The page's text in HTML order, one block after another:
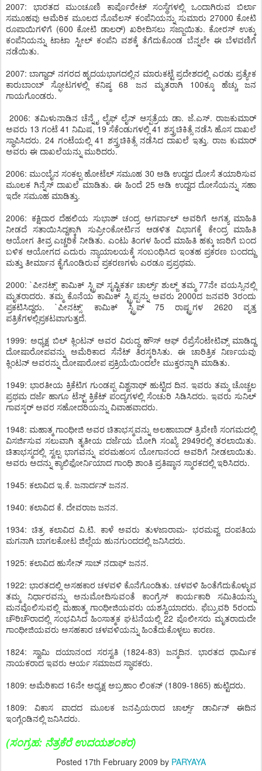
2007: ಭಾರತದ ಮುಂಚೂಣಿ ಕಾರ್ಪೊರೇಟ್ ಸಂಸ್ಥೆಗಳಲ್ಲಿ ಒಂದಾಗಿರುವ ಬಿರ್ಲಾ
ಸಮೂಹವು ಅಮೆರಿಕ ಮೂಲದ ನೊವೆಲಸ್ ಕಂಪೆನಿಯನ್ನು ಸುಮಾರು 27000 ಕೋಟಿ
ರೂಪಾಯಿಗಳಿಗೆ (600 ಕೋಟಿ ಡಾಲರ್) ಖರೀದಿಸಲು ಸಜ್ಜಾಯಿತು. ಕೋರಸ್ ಉಕ್ಕು
ಕಂಪೆನಿಯನ್ನು ಟಾಟಾ ಸ್ಟೀಲ್ ಕಂಪೆನಿ ವಶಕ್ಕೆ ತೆಗೆದುಕೊಂಡ ಬೆನ್ನಲೇ ಈ ಬೆಳವಣಿಗೆ
ನಡೆಯಿತು.
2007: ಬಾಗ್ದಾದ್ ನಗರದ ಹೃದಯಭಾಗದಲ್ಲಿನ ಮಾರುಕಟ್ಟೆ ಪ್ರದೇಶದಲ್ಲಿ ಎರಡು ಪ್ರತ್ಯೇಕ
ಕಾರುಬಾಂಬ್ ಸ್ಫೋಟಗಳಲ್ಲಿ ಕನಿಷ್ಠ 68 ಜನ ಮೃತರಾಗಿ 100ಕ್ಕೂ ಹೆಚ್ಚು ಜನ
ಗಾಯಗೊಂಡರು.
2006: ತಮಿಳುನಾಡಿನ ಚೆನ್ನೈ ಲೈಫ್ ಲೈನ್ ಆಸ್ಪತ್ರೆಯ ಡಾ. ಜೆ.ಎಸ್. ರಾಜಕುಮಾರ್
ಅವರು 13 ಗಂಟೆ 41 ನಿಮಿಷ, 19 ಸೆಕೆಂಡುಗಳಲ್ಲಿ 41 ಶಸ್ತ್ರಚಿಕಿತ್ಸೆ ನಡೆಸಿ ಹೊಸ ದಾಖಲೆ
ಸ್ಥಾಪಿಸಿದರು. 24 ಗಂಟೆಯಲ್ಲಿ 41 ಶಸ್ತ್ರಚಿಕಿತ್ಸೆ ನಡೆಸಿದ ದಾಖಲೆ ಇತ್ತು. ರಾಜ ಕುಮಾರ್
ಅವರು ಈ ದಾಖಲೆಯನ್ನು ಮುರಿದರು.
2006: ಮುಂಬೈನ ಸಂಕಲ್ಪ ಹೋಟೆಲ್ ಸಮೂಹ 30 ಅಡಿ ಉದ್ದದ ದೋಸೆ ತಯಾರಿಸುವ
ಮೂಲಕ ಗಿನ್ನೆಸ್ ದಾಖಲೆ ಮಾಡಿತು. ಈ ಹಿಂದೆ 25 ಅಡಿ ಉದ್ದದ ದೋಸೆಯನ್ನು ಸಹಾ
ಇದೇ ಸಮೂಹ ಮಾಡಿತ್ತು.
2006: ಕಕ್ಷಿದಾರ ದೆಹಲಿಯ ಸುಭಾಶ್ ಚಂದ್ರ ಅಗರ್ವಾಲ್ ಅವರಿಗೆ ಅಗತ್ಯ ಮಾಹಿತಿ
ನೀಡದೆ ಸತಾಯಿಸಿದ್ದಕ್ಕಾಗಿ ಸುಪ್ರೀಂಕೋರ್ಟಿನ ಆಡಳಿತ ವಿಭಾಗಕ್ಕೆ ಕೇಂದ್ರ ಮಾಹಿತಿ
ಆಯೋಗ ತೀವ್ರ ಎಚ್ಚರಿಕೆ ನೀಡಿತು. ಎಂಟು ತಿಂಗಳ ಹಿಂದೆ ಮಾಹಿತಿ ಹಕ್ಕು ಜಾರಿಗೆ ಬಂದ
ಬಳಿಕ ಆಯೋಗದ ಎದುರು ನ್ಯಾಯಾಲಯಕ್ಕೆ ಸಂಬಂಧಿಸಿದ ಇಂತಹ ಪ್ರಕರಣ ಬಂದದ್ದು
ಮತ್ತು ತೀರ್ಮಾನ ಕೈಗೊಂಡಿರುವ ಪ್ರಕರಣಗಳು ಎರಡೂ ಪ್ರಪ್ರಥಮ.
2000: `ಪೀನಟ್ಸ್' ಕಾಮಿಕ್ ಸ್ಟ್ರಿಪ್ ಸೃಷ್ಟಿಕರ್ತ ಚಾರ್ಲ್ಸ್ ಶುಲ್ಜ್ ತಮ್ಮ 77ನೇ ವಯಸ್ಸಿನಲ್ಲಿ
ಮೃತರಾದರು. ತಮ್ಮ ಕೊನೆಯ ಕಾಮಿಕ್ ಸ್ಟ್ರಿಪ್ಪನ್ನು ಅವರು 2000ದ ಜನವರಿ 3ರಂದು
ಪ್ರಕಟಿಸಿದ್ದರು. `ಪೀನಟ್ಸ್' ಕಾಮಿಕ್ ಸ್ಟ್ರಿಪ್ 75 ರಾಷ್ಟ್ರಗಳ 2620 ವೃತ್ತ
ಪತ್ರಿಕೆಗಳಲ್ಲಿಪ್ರಕಟವಾಗುತ್ತದೆ.
1999: ಅಧ್ಯಕ್ಷ ಬಿಲ್ ಕ್ಲಿಂಟನ್ ಅವರ ವಿರುದ್ಧ ಹೌಸ್ ಆಫ್ ರೆಪ್ರೆಸೆಂಟೇಟಿವ್ಸ್ ಮಾಡಿದ್ದ
ದೋಷಾರೋಪವನ್ನು ಅಮೆರಿಕಾದ ಸೆನೆಟ್ ತಿರಸ್ಕರಿಸಿತು. ಈ ಚಾರಿತ್ರಿಕ ನಿರ್ಣಯವು
ಕ್ಲಿಂಟನ್ ಅವರನ್ನು ದೋಷಾರೋಪ ಪ್ರಕ್ರಿಯೆಯಿಂದಲೇ ಮುಕ್ತರನ್ನಾಗಿ ಮಾಡಿತು.
1949: ಭಾರತೀಯ ಕ್ರಿಕೆಟಿಗ ಗುಂಡಪ್ಪ ವಿಶ್ವನಾಥ್ ಹುಟ್ಟಿದ ದಿನ. ಇವರು ತಮ್ಮ ಚೊಚ್ಚಲ
ಪ್ರಥಮ ದರ್ಜೆ ಹಾಗೂ ಟೆಸ್ಟ್ ಕ್ರಿಕೆಟ್ ಪಂದ್ಯಗಳಲ್ಲಿ ಸೆಂಚುರಿ ಸಿಡಿಸಿದರು. ಇವರು ಸುನಿಲ್
ಗಾವಸ್ಕರ್ ಅವರ ಸಹೋದರಿಯನ್ನು ವಿವಾಹವಾದರು.
1948: ಮಹಾತ್ಮ ಗಾಂಧೀಜಿ ಅವರ ಚಿತಾಭಸ್ಮವನ್ನು ಅಲಹಾಬಾದ್ ತ್ರಿವೇಣಿ ಸಂಗಮದಲ್ಲಿ
ವಿಸರ್ಜಿಸುವ ಸಲುವಾಗಿ ತೃತೀಯ ದರ್ಜೆಯ ಬೋಗಿ ಸಂಖ್ಯೆ 2949ರಲ್ಲಿ ತರಲಾಯಿತು.
ಚಿತಾಭಸ್ಮದಲ್ಲಿ ಸ್ವಲ್ಪ ಭಾಗವನ್ನು ಪರಮಹಂಸ ಯೋಗಾನಂದ ಅವರಿಗೆ ನೀಡಲಾಯಿತು.
ಅವರು ಅದನ್ನು ಕ್ಯಾಲಿಫೋರ್ನಿಯಾದ ಗಾಂಧಿ ಶಾಂತಿ ಪ್ರತಿಷ್ಠಾನ ಸ್ಮಾರಕದಲ್ಲಿ ಇರಿಸಿದರು.
1945: ಕಲಾವಿದ ಇ.ಕೆ. ಜನಾರ್ದನ್ ಜನನ.
1940: ಕಲಾವಿದ ಕೆ. ದೇವರಾಜ ಜನನ.
1934: ಚಿತ್ರ ಕಲಾವಿದ ವಿ.ಟಿ. ಕಾಳೆ ಅವರು ತುಳಜಾರಾಮ- ಭರಮವ್ವ ದಂಪತಿಯ
ಮಗನಾಗಿ ಬಾಗಲಕೋಟ ಜಿಲ್ಲೆಯ ಹುನಗುಂದದಲ್ಲಿ ಜನಿಸಿದರು.
1925: ಕಲಾವಿದ ಹುಸೇನ್ ಸಾಬ್ ನದಾಫ್ ಜನನ.
1922: ಭಾರತದಲ್ಲಿ ಅಸಹಕಾರ ಚಳವಳಿ ಕೊನೆಗೊಂಡಿತು. ಚಳವಳಿ ಹಿಂತೆಗೆದುಕೊಳ್ಳುವ
ತಮ್ಮ ನಿರ್ಧಾರವನ್ನು ಅನುಮೋದಿಸುವಂತೆ ಕಾಂಗ್ರೆಸ್ ಕಾರ್ಯಕಾರಿ ಸಮಿತಿಯನ್ನು
ಮನವೊಲಿಸುವಲ್ಲಿ ಮಹಾತ್ಮ ಗಾಂಧೀಜಿಯವರು ಯಶಸ್ವಿಯಾದರು. ಫೆಬ್ರುವರಿ 5ರಂದು
ಚೌರಿಚೌರಾದಲ್ಲಿ ಸಂಭವಿಸಿದ ಹಿಂಸಾತ್ಮಕ ಘಟನೆಯಲ್ಲಿ 22 ಪೊಲೀಸರು ಮೃತರಾದುದೇ
ಗಾಂಧೀಜಿಯವರು ಅಸಹಕಾರ ಚಳವಳಿಯನ್ನು ಹಿಂತೆದುಕೊಳ್ಳಲು ಕಾರಣ.
1824: ಸ್ವಾಮಿ ದಯಾನಂದ ಸರಸ್ವತಿ (1824-83) ಜನ್ಮದಿನ. ಭಾರತದ ಧಾರ್ಮಿಕ
ನಾಯಕರಾದ ಇವರು ಆರ್ಯ ಸಮಾಜದ ಸ್ಥಾಪಕರು.
1809: ಅಮೆರಿಕಾದ 16ನೇ ಅಧ್ಯಕ್ಷ ಅಬ್ರಹಾಂ ಲಿಂಕನ್ (1809-1865) ಹುಟ್ಟಿದರು.
1809: ವಿಕಾಸ ವಾದದ ಮೂಲಕ ಜನಪ್ರಿಯರಾದ ಚಾರ್ಲ್ಸ್ ಡಾರ್ವಿನ್ ಈದಿನ
ಇಂಗ್ಲೆಂಡಿನಲ್ಲಿ ಜನಿಸಿದರು.
(ಸಂಗ್ರಹ: ನೆತ್ರಕೆರೆ ಉದಯಶಂಕರ)
Posted 17th February 2009 by PARYAYA